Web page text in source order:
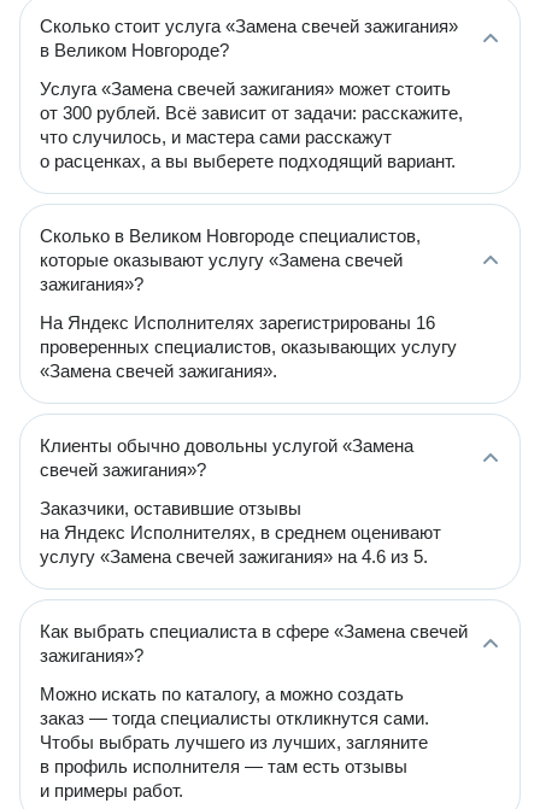
Сколько стоит услуга «Замена свечей зажигания»
в Великом Новгороде?
Услуга «Замена свечей зажигания» может стоить
от 300 рублей. Всё зависит от задачи: расскажите,
что случилось, и мастера сами расскажут
о расценках, а вы выберете подходящий вариант.
Сколько в Великом Новгороде специалистов,
которые оказывают услугу «Замена свечей
зажигания»?
На Яндекс Исполнителях зарегистрированы 16
проверенных специалистов, оказывающих услугу
«Замена свечей зажигания».
Клиенты обычно довольны услугой «Замена
свечей зажигания»?
Заказчики, оставившие отзывы
на Яндекс Исполнителях, в среднем оценивают
услугу «Замена свечей зажигания» на 4.6 из 5.
Как выбрать специалиста в сфере «Замена свечей
зажигания»?
Можно искать по каталогу, а можно создать
заказ — тогда специалисты откликнутся сами.
Чтобы выбрать лучшего из лучших, загляните
в профиль исполнителя — там есть отзывы
и примеры работ.